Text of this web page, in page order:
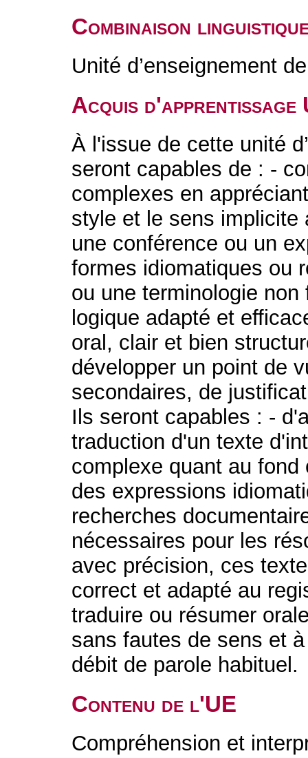
Combinaison
Unité d’enseignement
Acquis d'apprentissage
À l'issue de cette unité
seront capables de : -
complexes en
style et le sens implicite
une conférence ou un
formes idiomatiques ou
ou une terminologie
logique adapté et
oral, clair et bien
développer un point de
secondaires, de
Ils seront capables : -
traduction d'un texte
complexe quant au
des expressions
recherches
nécessaires pour les
avec précision, ces
correct et adapté au
traduire ou résumer
sans fautes de sens et
débit de parole habituel.
Contenu de l'UE
Compréhension et